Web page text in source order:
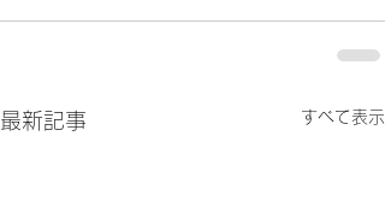
最新記事 すべて表示